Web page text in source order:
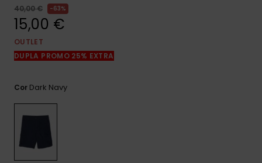
contacto.
40,00 €
63%
15,00 €
OUTLET
DUPLA PROMO 25% EXTRA
Cor Dark Navy